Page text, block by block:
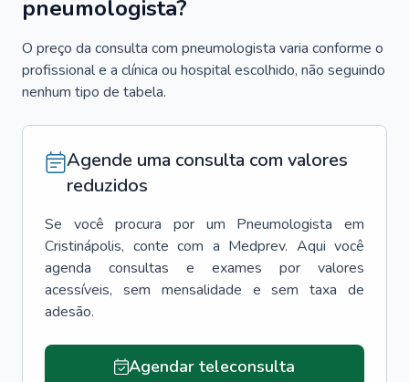
pneumologista?
O preço da consulta com pneumologista varia conforme o
profissional e a clínica ou hospital escolhido, não seguindo
nenhum tipo de tabela.
Agende uma consulta com valores
reduzidos
Se você procura por um Pneumologista
em
Cristinápolis, conte com a Medprev. Aqui você
agenda consultas e exames por valores
acessíveis, sem mensalidade e sem taxa de
adesão.
Agendar teleconsulta